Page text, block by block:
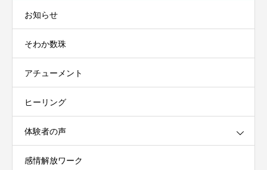
お知らせ
そわか数珠
アチューメント
ヒーリング
体験者の声
感情解放ワーク